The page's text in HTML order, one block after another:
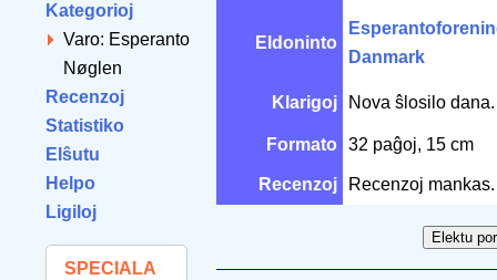
Kategorioj
Varo: Esperanto
Nøglen
Recenzoj
Statistiko
Elŝutu
Helpo
Ligiloj
SPECIALA
Eldoninto
Danmark
Klarigoj Nova ŝlosilo dana.
Formato 32 paĝoj, 15 cm
Recenzoj Recenzoj mankas.